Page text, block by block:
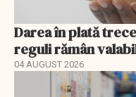
Darea în plată
reguli rămân
04 AUGUST 2026